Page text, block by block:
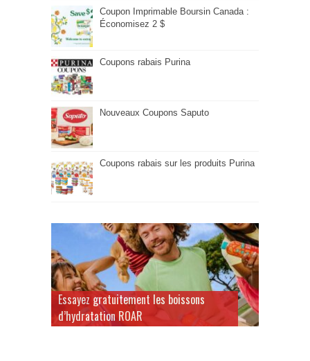
Coupon Imprimable Boursin Canada :
Économisez 2 $
Coupons rabais Purina
Nouveaux Coupons Saputo
Coupons rabais sur les produits Purina
Essayez gratuitement les boissons
d’hydratation ROAR